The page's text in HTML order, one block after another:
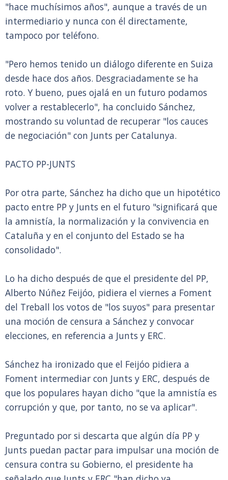
"hace muchísimos años", aunque a través de un
intermediario y nunca con él directamente,
tampoco por teléfono.
"Pero hemos tenido un diálogo diferente en Suiza
desde hace dos años. Desgraciadamente se ha
roto. Y bueno, pues ojalá en un futuro podamos
volver a restablecerlo", ha concluido Sánchez,
mostrando su voluntad de recuperar "los cauces
de negociación" con Junts per Catalunya.
PACTO PP-JUNTS
Por otra parte, Sánchez ha dicho que un hipotético
pacto entre PP y Junts en el futuro "significará que
la amnistía, la normalización y la convivencia en
Cataluña y en el conjunto del Estado se ha
consolidado".
Lo ha dicho después de que el presidente del PP,
Alberto Núñez Feijóo, pidiera el viernes a Foment
del Treball los votos de "los suyos" para presentar
una moción de censura a Sánchez y convocar
elecciones, en referencia a Junts y ERC.
Sánchez ha ironizado que el Feijóo pidiera a
Foment intermediar con Junts y ERC, después de
que los populares hayan dicho "que la amnistía es
corrupción y que, por tanto, no se va aplicar".
Preguntado por si descarta que algún día PP y
Junts puedan pactar para impulsar una moción de
censura contra su Gobierno, el presidente ha